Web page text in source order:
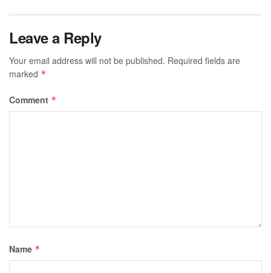
Leave a Reply
Your email address will not be published. Required fields are
marked *
Comment *
Name *